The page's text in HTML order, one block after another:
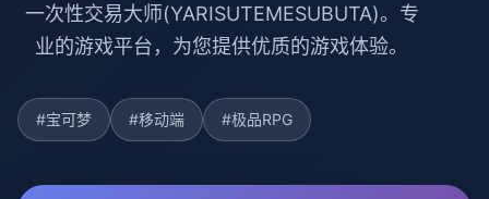
一次性交易大师(YARISUTEMESUBUTA)。专
业的游戏平台，为您提供优质的游戏体验。
#宝可梦 #移动端 #极品RPG